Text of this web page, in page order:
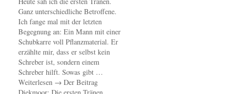
Ganz unterschiedliche Betroffene.
Ich fange mal mit der letzten
Begegnung an: Ein Mann mit einer
Schubkarre voll Pflanzmaterial. Er
erzählte mir, dass er selbst kein
Schreber ist, sondern einem
Schreber hilft. Sowas gibt …
Weiterlesen → Der Beitrag